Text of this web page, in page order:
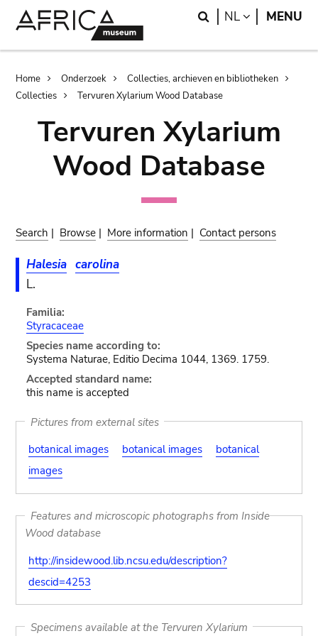
Search
NL LANGUAGE
MENU
Breadcrumb
Home Onderzoek
Collecties, archieven en bibliotheken
Collecties
Tervuren Xylarium Wood Database
Tervuren Xylarium
Wood Database
Search | Browse | More information | Contact persons
Halesia carolina
L.
Familia:
Styracaceae
Species name according to:
Systema Naturae, Editio Decima 1044, 1369. 1759.
Accepted standard name:
this name is accepted
Pictures from external sites
botanical images
botanical images
botanical
images
Features and microscopic photographs from Inside
Wood database
http://insidewood.lib.ncsu.edu/description?
descid=4253
Specimens available at the Tervuren Xylarium